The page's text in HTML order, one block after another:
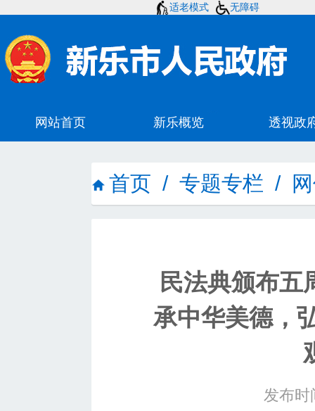
适老模式 无障碍
首页 / 专题专栏 /
民法典颁布
承中华美德，
发布时